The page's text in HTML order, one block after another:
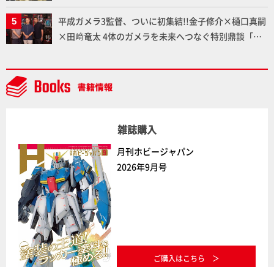
ど商品仕様を撮り下ろしでお届け!! 【装甲騎兵ボトム
ズ】
平成ガメラ3監督、ついに初集結!!金子修介×樋口真嗣
×田﨑竜太 4体のガメラを未来へつなぐ特別鼎談「ガ
雑誌購入
月刊ホビージャパン
2026年9月号
ご購入はこちら